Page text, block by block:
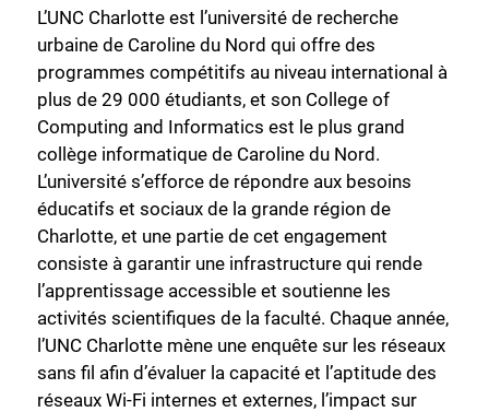
L’UNC Charlotte est l’université de recherche
urbaine de Caroline du Nord qui offre des
programmes compétitifs au niveau international à
plus de 29 000 étudiants, et son College of
Computing and Informatics est le plus grand
collège informatique de Caroline du Nord.
L’université s’efforce de répondre aux besoins
éducatifs et sociaux de la grande région de
Charlotte, et une partie de cet engagement
consiste à garantir une infrastructure qui rende
l’apprentissage accessible et soutienne les
activités scientifiques de la faculté. Chaque année,
l’UNC Charlotte mène une enquête sur les réseaux
sans fil afin d’évaluer la capacité et l’aptitude des
réseaux Wi-Fi internes et externes, l’impact sur